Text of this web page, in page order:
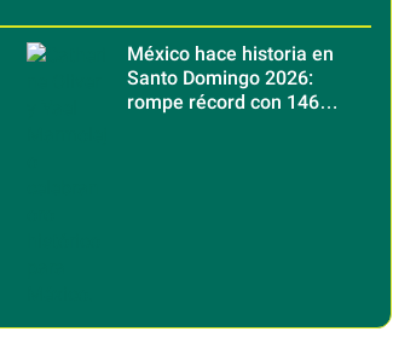
México hace historia en
Santo Domingo 2026:
rompe récord con 146